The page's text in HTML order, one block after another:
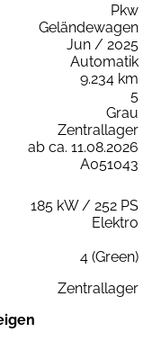
Pkw
Geländewagen
Jun / 2025
Automatik
9.234 km
5
Grau
Zentrallager
ab ca. 11.08.2026
A051043
185 kW / 252 PS
Elektro
4 (Green)
Zentrallager